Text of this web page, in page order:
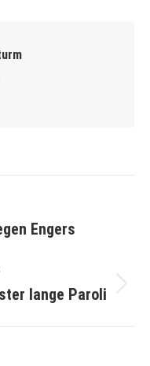
Engers
lange Paroli